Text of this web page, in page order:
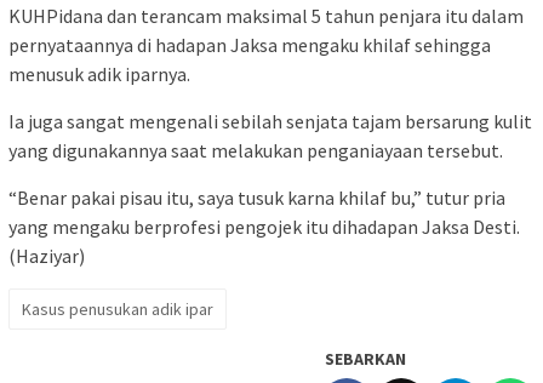
KUHPidana dan terancam maksimal 5 tahun penjara itu dalam
pernyataannya di hadapan Jaksa mengaku khilaf sehingga
menusuk adik iparnya.
Ia juga sangat mengenali sebilah senjata tajam bersarung kulit
yang digunakannya saat melakukan penganiayaan tersebut.
“Benar pakai pisau itu, saya tusuk karna khilaf bu,” tutur pria
yang mengaku berprofesi pengojek itu dihadapan Jaksa Desti.
(Haziyar)
Kasus penusukan adik ipar
SEBARKAN